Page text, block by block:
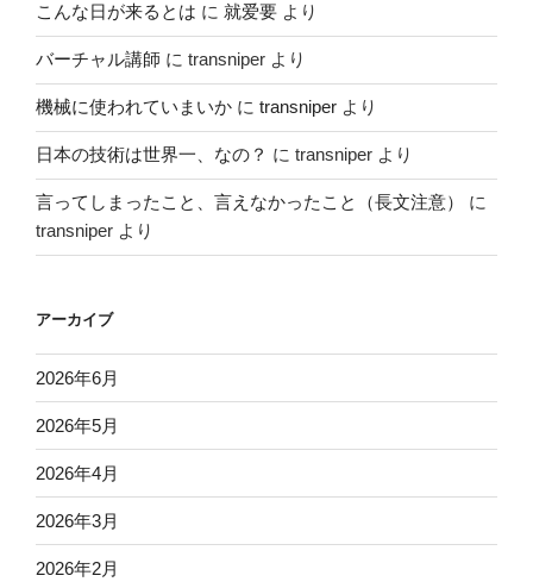
こんな日が来るとは に 就爱要 より
バーチャル講師 に transniper より
機械に使われていまいか に transniper より
日本の技術は世界一、なの？ に transniper より
言ってしまったこと、言えなかったこと（長文注意）
に
transniper より
アーカイブ
2026年6月
2026年5月
2026年4月
2026年3月
2026年2月